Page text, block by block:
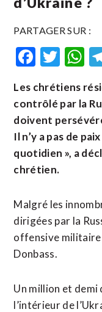
PARTAGER SUR :
Les chrétiens
contrôlé par la
doivent
Il n’y a pas de
quotidien », a
chrétien.
Malgré les
dirigées par la
offensive militaire
Donbass.
Un million et demi
l’intérieur de